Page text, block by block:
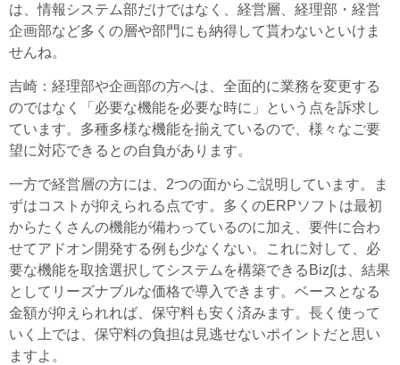
は、情報システム部だけではなく、経営層、経理部・経営
企画部など多くの層や部門にも納得して貰わないといけま
せんね。
吉崎 ：経理部や企画部の方へは、全面的に業務を変更する
のではなく「必要な機能を必要な時に」という点を訴求し
ています。多種多様な機能を揃えているので、様々なご要
望に対応できるとの自負があります。
一方で経営層の方には、2つの面からご説明しています。ま
ずはコストが抑えられる点です。多くのERPソフトは最初
からたくさんの機能が備わっているのに加え、要件に合わ
せてアドオン開発する例も少なくない。これに対して、必
要な機能を取捨選択してシステムを構築できるBiz∫は、結果
としてリーズナブルな価格で導入できます。ベースとなる
金額が抑えられれば、保守料も安く済みます。長く使って
いく上では、保守料の負担は見逃せないポイントだと思い
ますよ。